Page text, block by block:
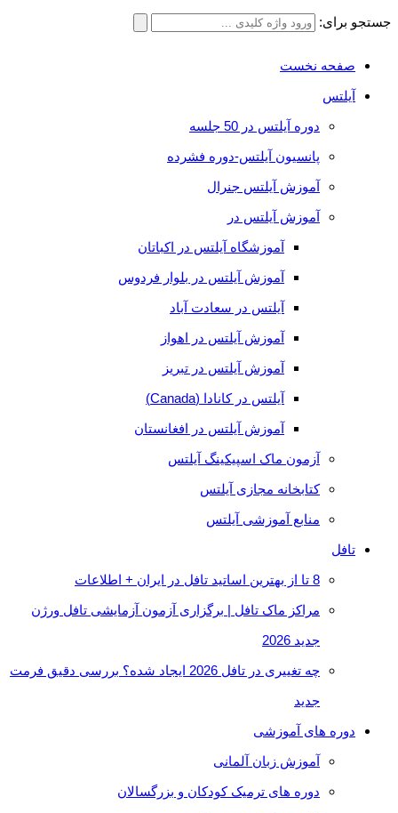
جستجو برای:
صفحه نخست
آیلتس
دوره آیلتس در 50 جلسه
پانسیون آیلتس-دوره فشرده
آموزش آیلتس جنرال
آموزش آیلتس در
آموزشگاه آیلتس در اکباتان
آموزش آیلتس در بلوار فردوس
آیلتس در سعادت آباد
آموزش آیلتس در اهواز
آموزش آیلتس در تبریز
آیلتس در کانادا (Canada)
آموزش آیلتس در افغانستان
آزمون ماک اسپیکینگ آیلتس
کتابخانه مجازی آیلتس
منابع آموزشی آیلتس
تافل
8 تا از بهترین اساتید تافل در ایران + اطلاعات
مراکز ماک تافل | برگزاری آزمون آزمایشی تافل ورژن
جدید 2026
چه تغییری در تافل 2026 ایجاد شده؟ بررسی دقیق فرمت
جدید
دوره های آموزشی
آموزش زبان آلمانی
دوره های ترمیک کودکان و بزرگسالان